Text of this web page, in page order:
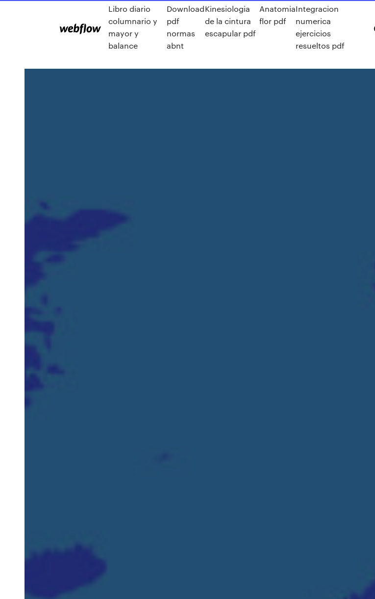
Libro diario
columnario y
mayor y
balance
Download
pdf
normas
abnt
Kinesiologia
de la cintura
escapular pdf
Anatomia
flor pdf
Integracion
numerica
ejercicios
resueltos pdf